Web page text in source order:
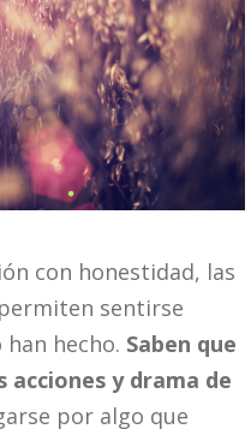
con honestidad, las
sentirse
hecho. Saben que
acciones y drama de
por algo que